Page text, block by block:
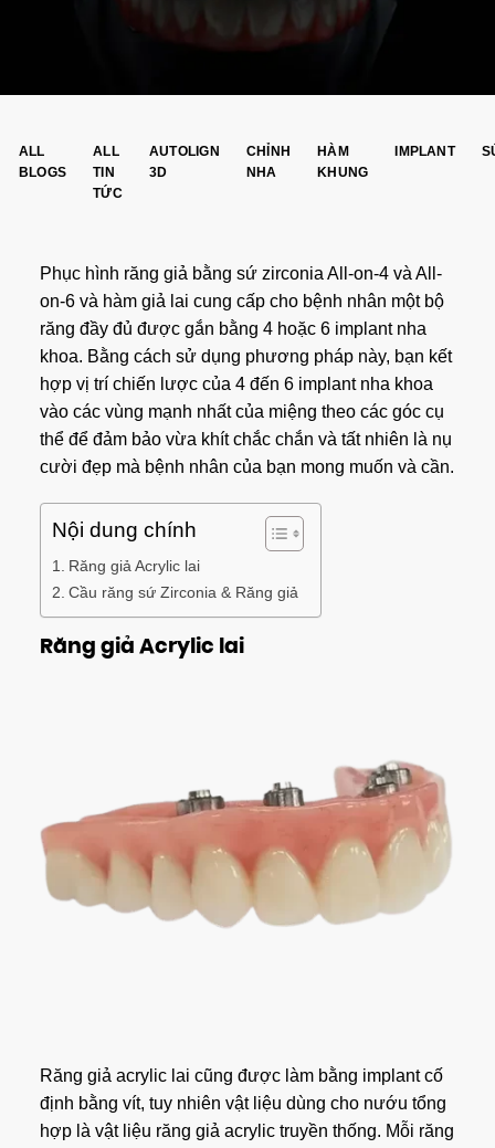
ALL
BLOGS
ALL
TIN
TỨC
AUTOLIGN
3D
CHỈNH
NHA
HÀM
KHUNG
IMPLANT
Phục hình răng giả bằng sứ zirconia All-on-4 và All-
on-6 và hàm giả lai cung cấp cho bệnh nhân một bộ
răng đầy đủ được gắn bằng 4 hoặc 6 implant nha
khoa. Bằng cách sử dụng phương pháp này, bạn kết
hợp vị trí chiến lược của 4 đến 6 implant nha khoa
vào các vùng mạnh nhất của miệng theo các góc cụ
thể để đảm bảo vừa khít chắc chắn và tất nhiên là nụ
cười đẹp mà bệnh nhân của bạn mong muốn và cần.
Nội dung chính
Răng giả Acrylic lai
Cầu răng sứ Zirconia & Răng giả
Răng giả Acrylic lai
Răng giả acrylic lai cũng được làm bằng implant cố
định bằng vít, tuy nhiên vật liệu dùng cho nướu tổng
hợp là vật liệu răng giả acrylic truyền thống. Mỗi răng